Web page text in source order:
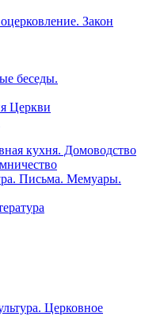
Закон
беседы.
Церкви
кухня. Домоводство
Письма. Мемуары.
Церковное